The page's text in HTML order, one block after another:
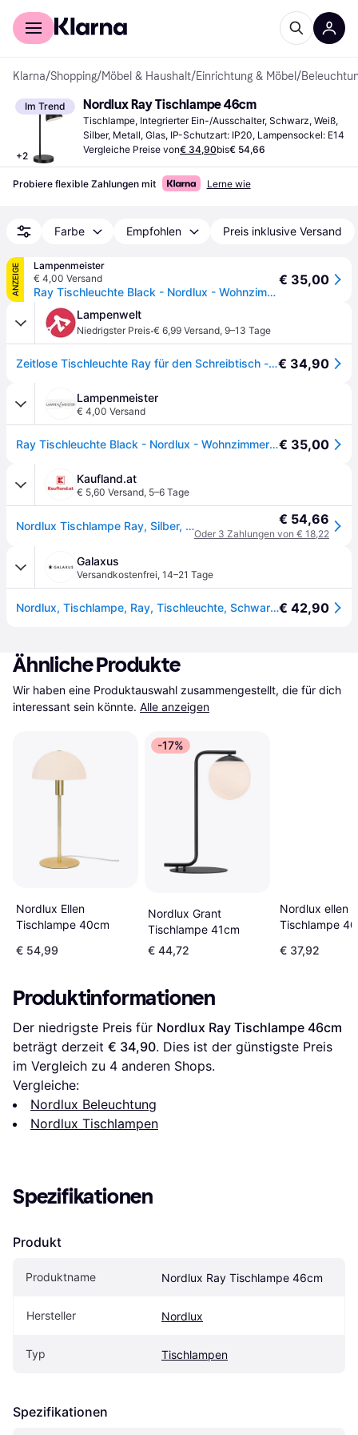
Für Shopper
Klarna/Shopping/Möbel & Haushalt/Einrichtung & Möbel /
Im Trend
+2
Nordlux Ray Tischlampe 46cm
Tischlampe, Integrierter Ein-/Ausschalter, Schwarz, Weiß,
Silber, Metall, Glas, IP-Schutzart: IP20, Lampensockel: E14
Vergleiche Preise von€ 34,90bis€ 54,66
Probiere flexible Zahlungen mit Lerne wie
Farbe Empfohlen Preis inklusive Versand
ANZEIGE
Lampenmeister
€ 4,00 Versand
Ray Tischleuchte Black - Nordlux - Wohnzimmer - Modern - Metall - Mit Schirm
€ 35,00
Lampenwelt
Niedrigster Preis·€ 6,99 Versand, 9–13 Tage
Zeitlose Tischleuchte Ray für den Schreibtisch - schwarz, messing€ 34,90
Lampenmeister
€ 4,00 Versand
Ray Tischleuchte Black - Nordlux - Wohnzimmer - Modern - Metall - Mit Schirm€ 35,00
Kaufland.at
€ 5,60 Versand, 5–6 Tage
Nordlux Tischlampe Ray, Silber, Ip20, 40W, 63201033 € 54,66
Oder 3 Zahlungen von € 18,22
Galaxus
Versandkostenfrei, 14–21 Tage
Nordlux, Tischlampe, Ray, Tischleuchte, Schwarz (E14)€ 42,90
Ähnliche Produkte
Wir haben eine Produktauswahl zusammengestellt, die für dich
interessant sein könnte. Alle anzeigen
Nordlux Ellen
Tischlampe 40cm
€ 54,99
-17%
Nordlux Grant
Tischlampe 41cm
€ 44,72
Nordlux ellen
Tischlampe
€ 37,92
Produktinformationen
Der niedrigste Preis für Nordlux Ray Tischlampe 46cm
beträgt derzeit € 34,90. Dies ist der günstigste Preis
im Vergleich zu 4 anderen Shops.
Vergleiche:
Nordlux Beleuchtung
Nordlux Tischlampen
Spezifikationen
Produkt
Produktname Nordlux Ray Tischlampe 46cm
Hersteller Nordlux
Typ Tischlampen
Spezifikationen